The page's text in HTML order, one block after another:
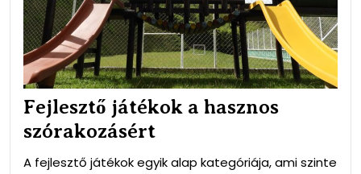
Fejlesztő játékok a hasznos
szórakozásért
A fejlesztő játékok egyik alap kategóriája, ami szinte